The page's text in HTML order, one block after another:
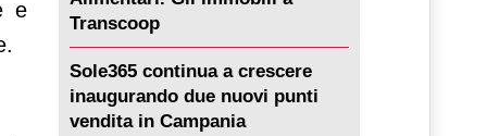
e
Transcoop
Sole365 continua a crescere
inaugurando due nuovi punti
vendita in Campania